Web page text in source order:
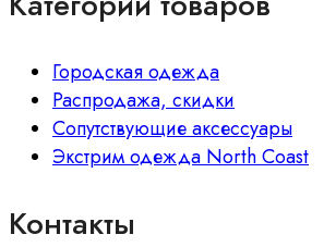
Городская одежда
Распродажа, скидки
Сопутствующие аксессуары
Экстрим одежда North Coast
Контакты